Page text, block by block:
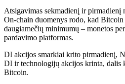
Atsigavimas sekmadienį ir pirmadienį
On-chain duomenys rodo, kad
daugiamečių minimumų – monetos
pardavimo platformas.
DI akcijos smarkiai krito pirmadienį,
DI ir technologijų akcijos krinta, dalis
Bitcoin.